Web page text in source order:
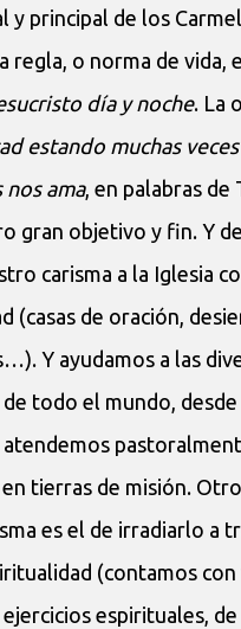
y principal de los
regla, o norma de vida,
día y noche. La
estando muchas
nos ama, en palabras de
gran objetivo y fin. Y
carisma a la Iglesia
(casas de oración,
Y ayudamos a las
todo el mundo, desde
atendemos
tierras de misión.
es el de irradiarlo a
(contamos con
espirituales,